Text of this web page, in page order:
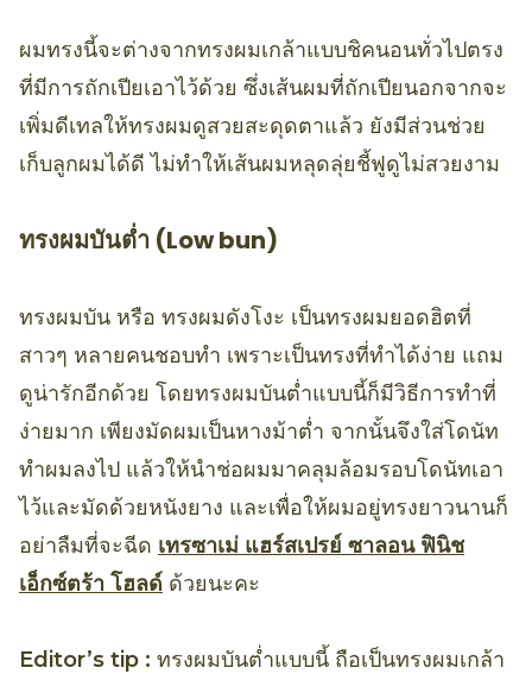
ผมทรงนี้จะต่างจากทรงผมเกล้าแบบชิคนอนทั่วไปตรง
ที่มีการถักเปียเอาไว้ด้วย ซึ่งเส้นผมที่ถักเปียนอกจากจะ
เพิ่มดีเทลให้ทรงผมดูสวยสะดุดตาแล้ว ยังมีส่วนช่วย
เก็บลูกผมได้ดี ไม่ทำให้เส้นผมหลุดลุ่ยชี้ฟูดูไม่สวยงาม
ทรงผมบันต่ำ (Low bun)
ทรงผมบัน หรือ ทรงผมดังโงะ เป็นทรงผมยอดฮิตที่
สาวๆ หลายคนชอบทำ เพราะเป็นทรงที่ทำได้ง่าย แถม
ดูน่ารักอีกด้วย โดยทรงผมบันต่ำแบบนี้ก็มีวิธีการทำที่
ง่ายมาก เพียงมัดผมเป็นหางม้าต่ำ จากนั้นจึงใส่โดนัท
ทำผมลงไป แล้วให้นำช่อผมมาคลุมล้อมรอบโดนัทเอา
ไว้และมัดด้วยหนังยาง และเพื่อให้ผมอยู่ทรงยาวนานก็
อย่าลืมที่จะฉีด เทรซาเม่ แฮร์สเปรย์ ซาลอน ฟินิช
เอ็กซ์ตร้า โฮลด์ ด้วยนะคะ
Editor’s tip : ทรงผมบันต่ำแบบนี้ ถือเป็นทรงผมเกล้า